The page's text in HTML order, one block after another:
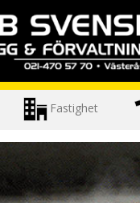
Fastighet